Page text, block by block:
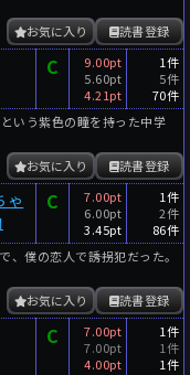
読書登録
お気に入り
C
9.00pt
5.60pt
4.21pt
1件
5件
70件
いう紫色の瞳を持った中学
読書登録
お気に入り
ゃ
C
7.00pt
6.00pt
3.45pt
1件
2件
86件
僕の恋人で――誘拐犯だった。
読書登録
お気に入り
C
7.00pt
7.00pt
4.00pt
1件
1件
1件